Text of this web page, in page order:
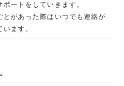
ートをしていきます。
とがあった際はいつでも連絡が
ます。